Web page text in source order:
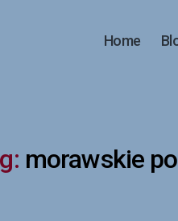
Home
morawskie